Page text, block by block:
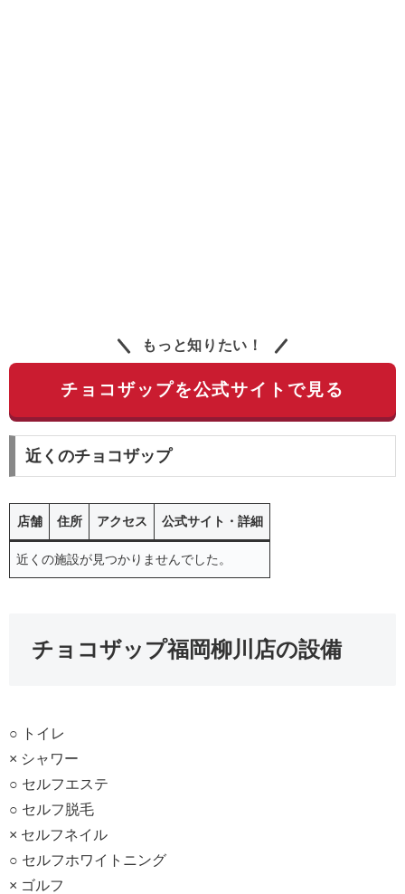
もっと知りたい！
チョコザップを公式サイトで見る
近くのチョコザップ
店舗 住所 アクセス 公式サイト・詳細
近くの施設が見つかりませんでした。
チョコザップ福岡柳川店の設備
○ トイレ
× シャワー
○ セルフエステ
○ セルフ脱毛
× セルフネイル
○ セルフホワイトニング
× ゴルフ